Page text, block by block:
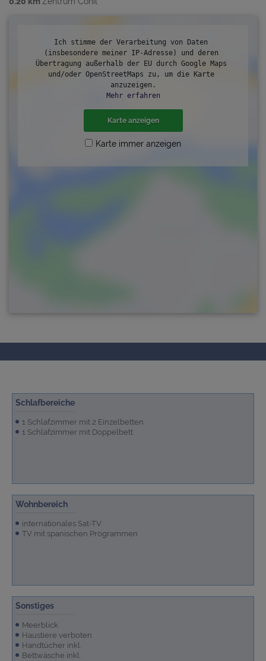
Ich stimme der Verarbeitung von Daten
(insbesondere meiner IP-Adresse) und deren
Übertragung außerhalb der EU durch Google Maps
und/oder OpenStreetMaps zu, um die Karte
anzuzeigen.
Mehr erfahren
Karte anzeigen
Karte immer anzeigen
Schlafbereiche
1 Schlafzimmer mit 2 Einzelbetten
1 Schlafzimmer mit Doppelbett
Wohnbereich
internationales Sat-TV
TV mit spanischen Programmen
Sonstiges
Meerblick
Haustiere verboten
Handtücher inkl.
Bettwäsche inkl.